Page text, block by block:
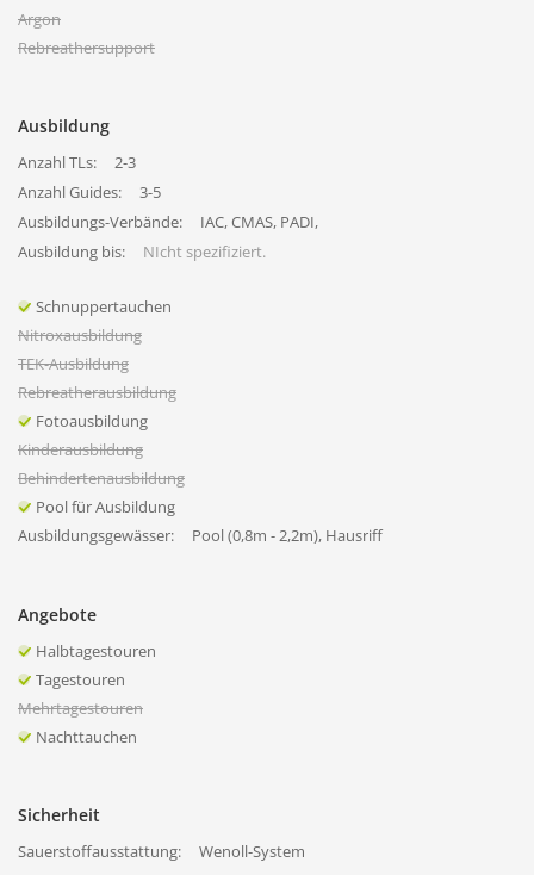
Argon
Rebreathersupport
Ausbildung
Anzahl TLs:
2-3
Anzahl Guides:
3-5
Ausbildungs-Verbände:
IAC, CMAS, PADI,
Ausbildung bis:
NIcht spezifiziert.
Schnuppertauchen
Nitroxausbildung
TEK-Ausbildung
Rebreatherausbildung
Fotoausbildung
Kinderausbildung
Behindertenausbildung
Pool für Ausbildung
Ausbildungsgewässer:
Pool (0,8m - 2,2m), Hausriff
Angebote
Halbtagestouren
Tagestouren
Mehrtagestouren
Nachttauchen
Sicherheit
Sauerstoffausstattung:
Wenoll-System